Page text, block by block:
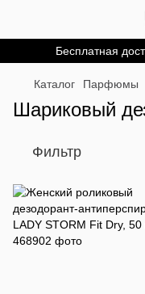
Бесплатная
Каталог Парфюмы
Шариковый
Фильтр